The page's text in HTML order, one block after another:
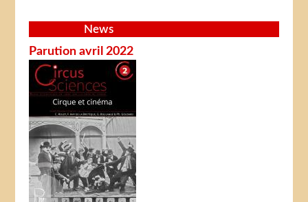
News
Parution avril 2022